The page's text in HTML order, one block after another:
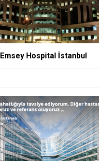
Emsey Hospital İstanbul